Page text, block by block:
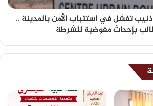
تفشل في استتباب الأمن بالمدينة ..
بإحداث مفوضية للشرطة